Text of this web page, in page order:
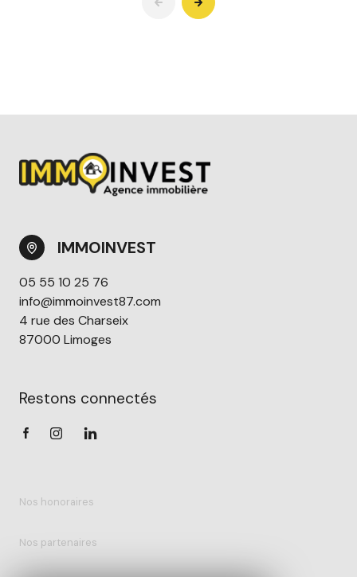
IMMOINVEST
05 55 10 25 76
info@immoinvest87.com
4 rue des Charseix
87000 Limoges
Restons connectés
Nos honoraires
Nos partenaires